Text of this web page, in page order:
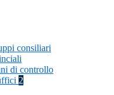
consiliari
di controllo
2